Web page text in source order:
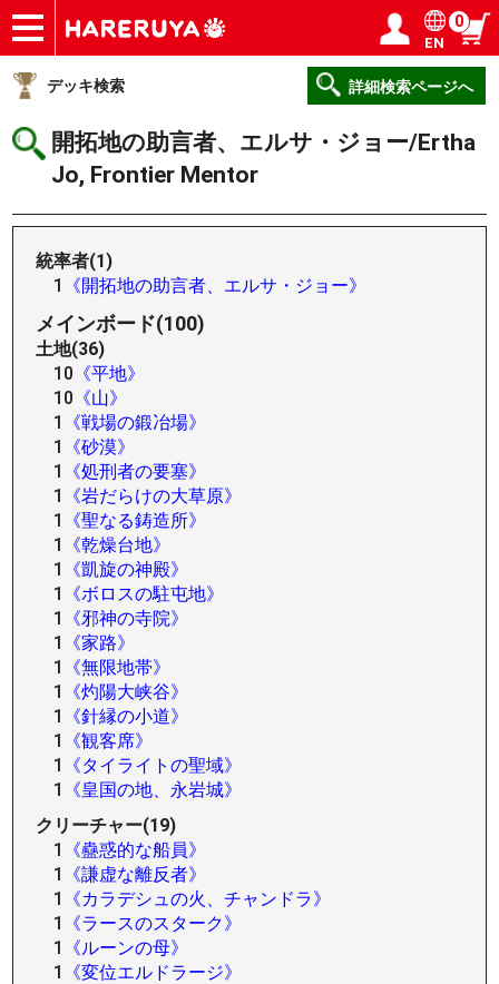
ショップ
買取
記事
デッキ検索
デッキ構築
選手一覧
店舗一覧
イベント
ヘルプ
お問い合わせ ログイン／会員登録
EN
0
デッキ検索 詳細検索ページへ
開拓地の助言者、エルサ・ジョー/Ertha
Jo, Frontier Mentor
統率者(1)
1
《開拓地の助言者、エルサ・ジョー》
メインボード(100)
土地(36)
10 《平地》
10 《山》
1
《戦場の鍛冶場》
1
《砂漠》
1
《処刑者の要塞》
1
《岩だらけの大草原》
1
《聖なる鋳造所》
1
《乾燥台地》
1
《凱旋の神殿》
1
《ボロスの駐屯地》
1
《邪神の寺院》
1
《家路》
1
《無限地帯》
1
《灼陽大峡谷》
1
《針縁の小道》
1
《観客席》
1
《タイライトの聖域》
1
《皇国の地、永岩城》
クリーチャー(19)
1
《蠱惑的な船員》
1
《謙虚な離反者》
1
《カラデシュの火、チャンドラ》
1
《ラースのスターク》
1
《ルーンの母》
1
《変位エルドラージ》